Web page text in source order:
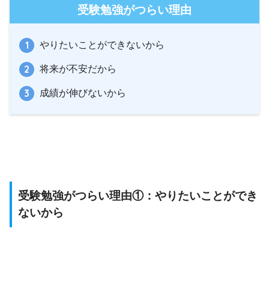
受験勉強がつらい理由
やりたいことができないから
将来が不安だから
成績が伸びないから
受験勉強がつらい理由①：やりたいことができ
ないから